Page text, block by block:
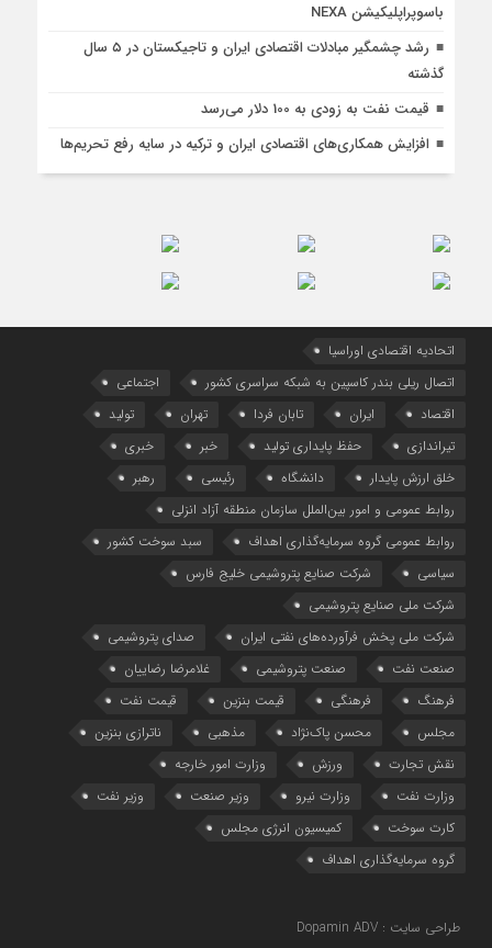
باسوپراپلیکیشن NEXA
رشد چشمگیر مبادلات اقتصادی ایران و تاجیکستان در ۵ سال
گذشته
قیمت نفت به زودی به 100 دلار می‌رسد
افزایش همکاری‌های اقتصادی ایران و ترکیه در سایه رفع تحریم‌ها
اتحادیه اقتصادی اوراسیا
اتصال ریلی بندر کاسپین به شبکه سراسری کشور
اجتماعی
اقتصاد
ایران تابان فردا تهران
تولید
تیراندازی
حفظ پایداری تولید خبر
خبری
خلق ارزش پایدار
دانشگاه رئیسی
رهبر
روابط عمومی و امور بین‌الملل سازمان منطقه آزاد انزلی
روابط عمومی گروه سرمایه‌گذاری اهداف
سبد سوخت کشور
سیاسی
شرکت صنایع پتروشیمی خلیج فارس
شرکت ملی صنایع پتروشیمی
شرکت ملی پخش فرآورده‌های نفتی ایران
صدای پتروشیمی
صنعت نفت
صنعت پتروشیمی
غلامرضا رضاییان
فرهنگ
فرهنگی قیمت بنزین
قیمت نفت
مجلس
محسن پاک‌نژاد مذهبی
ناترازی بنزین
نقش تجارت
ورزش
وزارت امور خارجه
وزارت نفت
وزارت نیرو وزیر صنعت
وزیر نفت
کارت سوخت
کمیسیون انرژی مجلس
گروه سرمایه‌‌گذاری اهداف
طراحی سایت : Dopamin ADV